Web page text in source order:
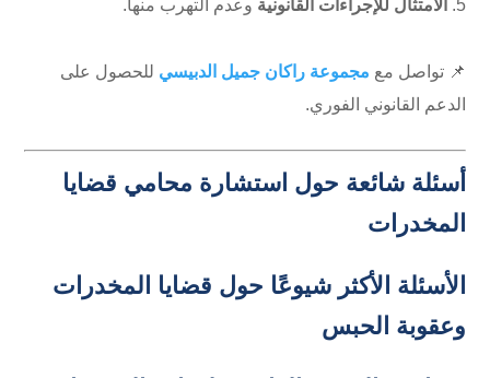
الامتثال للإجراءات القانونية وعدم التهرب منها.
📌 تواصل مع مجموعة راكان جميل الدبيسي للحصول على
الدعم القانوني الفوري.
أسئلة شائعة حول استشارة محامي قضايا
المخدرات
الأسئلة الأكثر شيوعًا حول قضايا المخدرات
وعقوبة الحبس